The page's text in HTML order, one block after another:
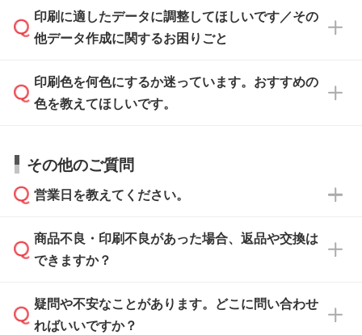
ご入稿後は経験豊富なスタッフがデータに不備
がないかチェックし、お客様と確認してから印
刷に進みますので、ご安心ください。
入稿用のテンプレートはPDF形式ですが、
IllustratorやPhotoshopで開いてご利用いただけ
方」をご確認ください。
印刷に適したデータ・解像度かどうか、担当ス
タッフが事前に確認いたします。
ムへ添付いただくか、担当スタッフ宛にメール
でお送りください。
い合わせください。
なお、印刷用データの作り方に関する詳細は、
印刷に適したデータに調整してほしいです／その
他データ作成に関するお困りごと
データ作成でお困りの際には、担当スタッフが
サポートいたしますのでお気軽にご相談くださ
から添付してお送りください。
・解像度の低いデータをトレース/調整してほ
しい
解像度の低い画像や、手書きのイラスト、写真
などを、印刷に適したベクターデータに変換し
・フルカラーデータを1色に変換してほしい
印刷色を何色にするか迷っています。おすすめの
色を教えてほしいです。
お見積・ご注文・
相談いただきますと、担当スタッフがお客様の
ご希望や商品の本体色を確認し、印刷色をご提
本体色がブラック、ネイビーなど濃色の場合は
白色か淡い色の印刷色をおすすめしておりま
す。
本体色がナチュラルなど淡色の場合、印刷をく
っきりと目立たせたいときは濃い印刷色が、柔
その他のご質問
営業日を教えてください。
営業日は平日の10:00～18:00で、土日祝日はお
休みとなります。注文・見積・お問い合わせ
速やかに対応いたします。
商品不良・印刷不良があった場合、返品や交換は
できますか？
お手数をお掛けいたしますが、至急担当スタッ
フまでご連絡ください。商品の状況を確認し、
疑問や不安なことがあります。どこに問い合わせ
ればいいですか？